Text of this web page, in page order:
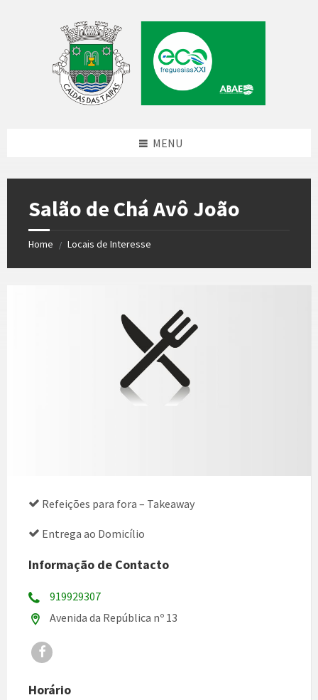
MENU
Salão de Chá Avô João
Home / Locais de Interesse
Refeições para fora – Takeaway
Entrega ao Domicílio
Informação de Contacto
919929307
Avenida da República nº 13
Facebook
Horário